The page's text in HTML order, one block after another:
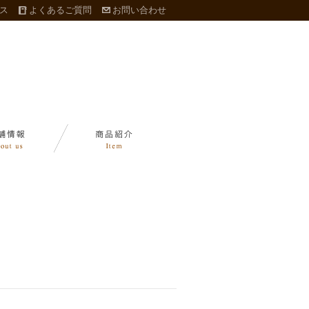
よくあるご質問 お問い合わせ